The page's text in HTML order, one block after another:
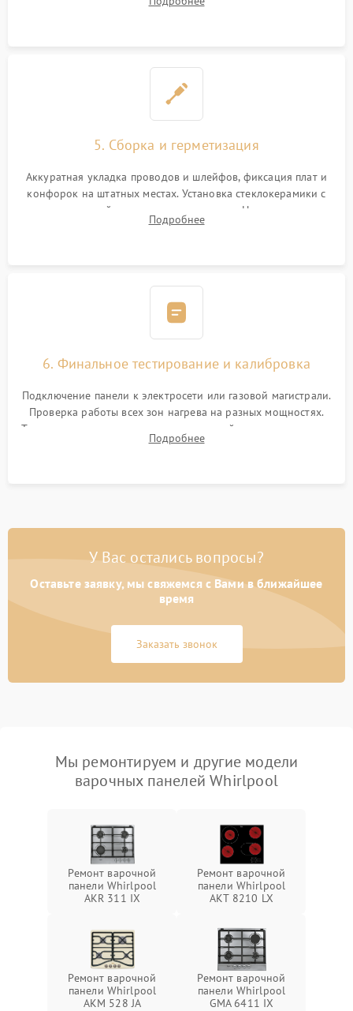
дорожек. Очистка контактов и замена поврежденной
5. Сборка и герметизация
Аккуратная укладка проводов и шлейфов, фиксация плат и
конфорок на штатных местах. Установка стеклокерамики с
проверкой равномерности зазоров. Нанесение
термостойкого герметика или укладка уплотнительной
Подробнее
6. Финальное тестирование и калибровка
Подключение панели к электросети или газовой магистрали.
Проверка работы всех зон нагрева на разных мощностях.
Тестирование сенсорного управления, таймера, индикаторов
остаточного тепла и систем защиты от перегрева.
Подробнее
У Вас остались вопросы?
Оставьте заявку, мы свяжемся с Вами в ближайшее
время
Заказать звонок
Мы ремонтируем и другие модели
варочных панелей Whirlpool
Ремонт варочной
панели Whirlpool
AKR 311 IX
Ремонт варочной
панели Whirlpool
AKT 8210 LX
Ремонт варочной
панели Whirlpool
AKM 528 JA
Ремонт варочной
панели Whirlpool
GMA 6411 IX